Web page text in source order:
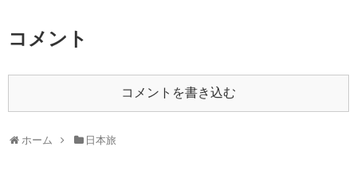
コメント
コメントを書き込む
ホーム 日本旅